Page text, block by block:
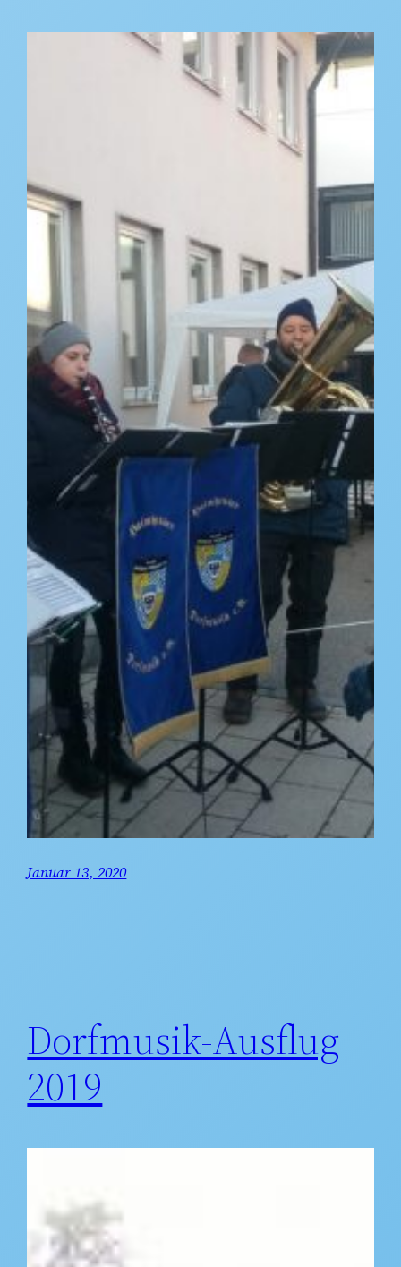
Januar 13, 2020
Dorfmusik-Ausflug
2019